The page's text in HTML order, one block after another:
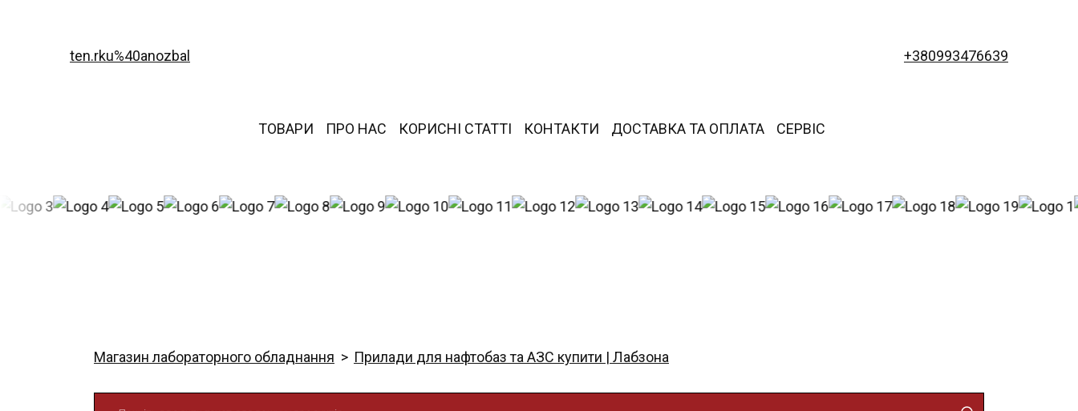
ten.rku%40anozbal +380993476639
ТОВАРИ ПРО НАС КОРИСНІ СТАТТІ КОНТАКТИ ДОСТАВКА ТА ОПЛАТА СЕРВІС
Магазин лабораторного обладнання Прилади для нафтобаз та АЗС купити | Лабзона